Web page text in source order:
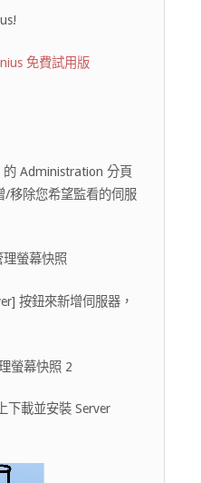
免費試用版
的 Administration 分頁
/移除您希望監看的伺服
按鈕來新增伺服器，
下載並安裝 Server